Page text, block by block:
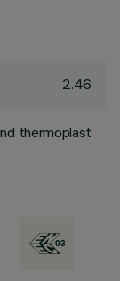
2.46
thermoplast